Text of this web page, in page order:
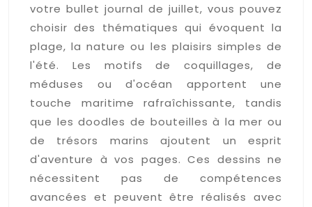
votre bullet journal de juillet, vous pouvez
choisir des thématiques qui évoquent la
plage, la nature ou les plaisirs simples de
l'été. Les motifs de coquillages, de
méduses ou d'océan apportent une
touche maritime rafraîchissante, tandis
que les doodles de bouteilles à la mer ou
de trésors marins ajoutent un esprit
d'aventure à vos pages. Ces dessins ne
nécessitent pas de compétences
avancées et peuvent être réalisés avec